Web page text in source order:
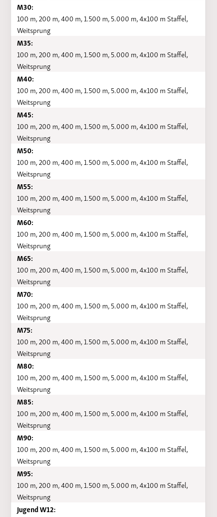
M30:
100 m, 200 m, 400 m, 1.500 m, 5.000 m, 4x100 m Staffel,
Weitsprung
M35:
100 m, 200 m, 400 m, 1.500 m, 5.000 m, 4x100 m Staffel,
Weitsprung
M40:
100 m, 200 m, 400 m, 1.500 m, 5.000 m, 4x100 m Staffel,
Weitsprung
M45:
100 m, 200 m, 400 m, 1.500 m, 5.000 m, 4x100 m Staffel,
Weitsprung
M50:
100 m, 200 m, 400 m, 1.500 m, 5.000 m, 4x100 m Staffel,
Weitsprung
M55:
100 m, 200 m, 400 m, 1.500 m, 5.000 m, 4x100 m Staffel,
Weitsprung
M60:
100 m, 200 m, 400 m, 1.500 m, 5.000 m, 4x100 m Staffel,
Weitsprung
M65:
100 m, 200 m, 400 m, 1.500 m, 5.000 m, 4x100 m Staffel,
Weitsprung
M70:
100 m, 200 m, 400 m, 1.500 m, 5.000 m, 4x100 m Staffel,
Weitsprung
M75:
100 m, 200 m, 400 m, 1.500 m, 5.000 m, 4x100 m Staffel,
Weitsprung
M80:
100 m, 200 m, 400 m, 1.500 m, 5.000 m, 4x100 m Staffel,
Weitsprung
M85:
100 m, 200 m, 400 m, 1.500 m, 5.000 m, 4x100 m Staffel,
Weitsprung
M90:
100 m, 200 m, 400 m, 1.500 m, 5.000 m, 4x100 m Staffel,
Weitsprung
M95:
100 m, 200 m, 400 m, 1.500 m, 5.000 m, 4x100 m Staffel,
Weitsprung
Jugend W12: